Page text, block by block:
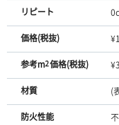
リピート
価格(税抜)
参考m2価格(税抜)
材質 (
防火性能